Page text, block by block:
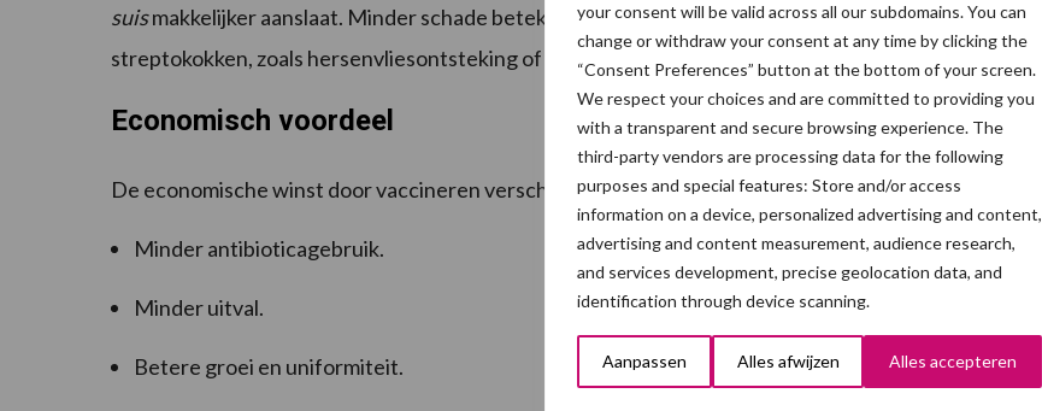
your consent will be valid across all our subdomains. You can
change or withdraw your consent at any time by clicking the
“Consent Preferences” button at the bottom of your screen.
We respect your choices and are committed to providing you
with a transparent and secure browsing experience. The
third-party vendors are processing data for the following
purposes and special features: Store and/or access
information on a device, personalized advertising and content,
advertising and content measurement, audience research,
and services development, precise geolocation data, and
identification through device scanning.
Aanpassen Alles afwijzen Alles accepteren
suismakkelijker aanslaat. Minder schade betekent dus minder kans op problemen door
streptokokken, zoals hersenvliesontsteking of gewrichtsontstekingen.
Economisch voordeel
De economische winst door vaccineren verschilt per bedrijf. Dit komt met name door:
Minder antibioticagebruik.
Minder uitval.
Betere groei en uniformiteit.